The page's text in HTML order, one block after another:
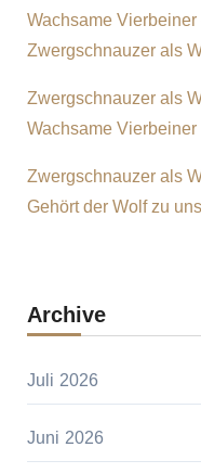
Wachsame
Zwergschnauzer als
Zwergschnauzer als
Wachsame Vierbeiner
Zwergschnauzer als
Gehört der Wolf zu uns
Archive
Juli 2026
Juni 2026